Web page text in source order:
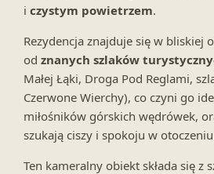
iczystym powietrzem.
Rezydencja znajduje się w bliskiej
odznanych szlaków
Małej Łąki, Droga Pod Reglami,
Czerwone Wierchy), co czyni go
miłośników górskich wędrówek,
szukają ciszy i spokoju w
Ten kameralny obiekt składa się z